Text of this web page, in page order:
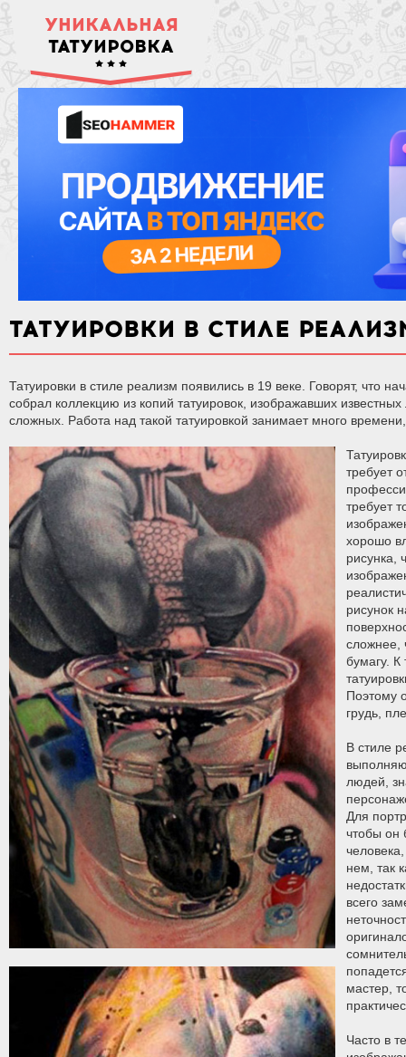
УНИКАЛЬНАЯ
ТАТУИРОВКА
ТАТУИРОВКИ В СТИЛЕ
Татуировки в стиле реализм появились в 19 веке. Говорят, что
собрал коллекцию из копий татуировок, изображавших
сложных. Работа над такой татуировкой занимает много
требует
требует
хорошо
рисунка,
рисунок
сложнее,
бумагу. К
Поэтому
грудь,
В стиле
людей,
Для
чтобы он
нем, так
всего
мастер,
Часто в